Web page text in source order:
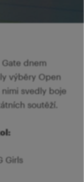
Gate dnem
výběry Open
svedly boje
soutěží.
Girls